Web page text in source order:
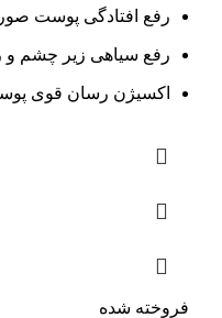
رفع افتادگی پوست
رفع سیاهی زیر چشم و
اکسیژن رسان قوی
فروخته شده